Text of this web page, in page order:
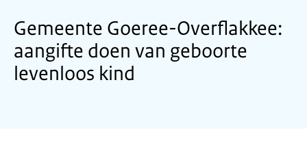
Gemeente Goeree-Overflakkee:
aangifte doen van geboorte
levenloos kind